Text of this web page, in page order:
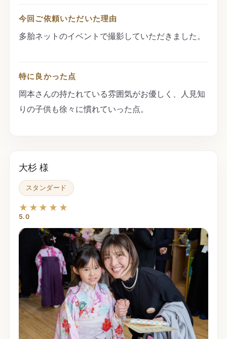
今回ご依頼いただいた理由
多胎ネットのイベントで撮影していただきました。
特に良かった点
岡本さんの持たれている雰囲気がお優しく、人見知
りの子供も徐々に慣れていった点。
大杉 様
スタンダード
★★★★★
5.0